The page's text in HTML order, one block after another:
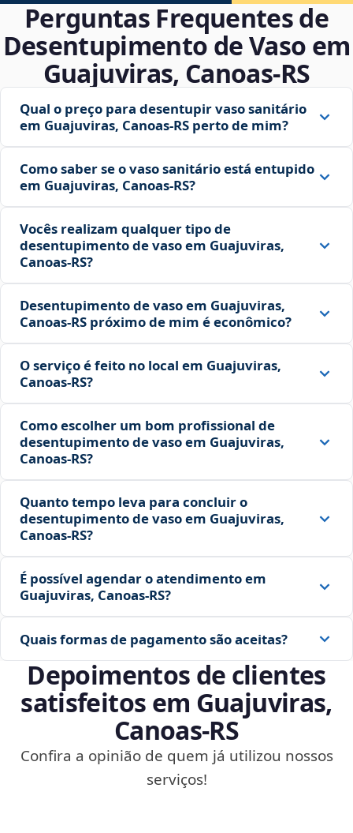
Perguntas Frequentes de
Desentupimento de Vaso em
Guajuviras, Canoas‑RS
Qual o preço para desentupir vaso sanitário
em Guajuviras, Canoas‑RS perto de mim?
Como saber se o vaso sanitário está entupido
em Guajuviras, Canoas‑RS?
Vocês realizam qualquer tipo de
desentupimento de vaso em Guajuviras,
Canoas‑RS?
Desentupimento de vaso em Guajuviras,
Canoas‑RS próximo de mim é econômico?
O serviço é feito no local em Guajuviras,
Canoas‑RS?
Como escolher um bom profissional de
desentupimento de vaso em Guajuviras,
Canoas‑RS?
Quanto tempo leva para concluir o
desentupimento de vaso em Guajuviras,
Canoas‑RS?
É possível agendar o atendimento em
Guajuviras, Canoas‑RS?
Quais formas de pagamento são aceitas?
Depoimentos de clientes
satisfeitos em Guajuviras,
Canoas‑RS
Confira a opinião de quem já utilizou nossos
serviços!